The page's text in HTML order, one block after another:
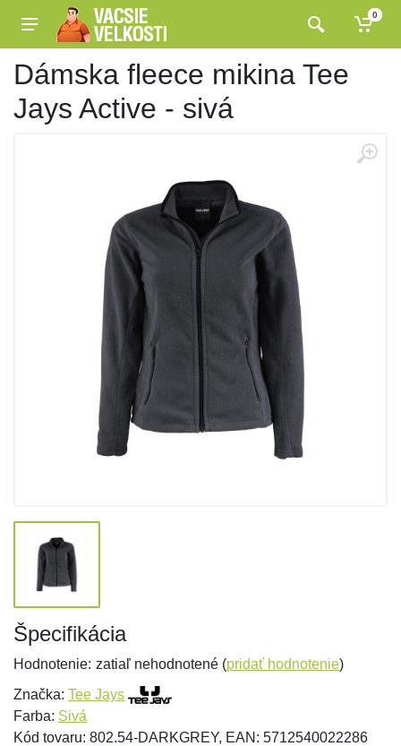
0
Dámska fleece mikina Tee
Jays Active - sivá
Špecifikácia
Hodnotenie: zatiaľ nehodnotené (pridať hodnotenie)
Značka: Tee Jays
Farba: Sivá
Kód tovaru: 802.54-DARKGREY, EAN: 5712540022286